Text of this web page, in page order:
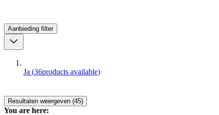
Aanbieding filter
Ja (36products available)
Resultaten weergeven (45)
You are here: